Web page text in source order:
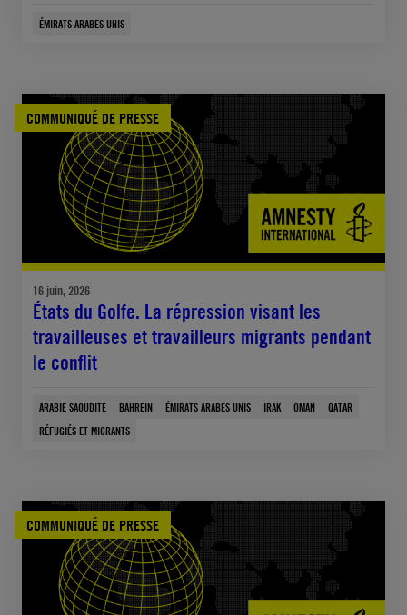
ÉMIRATS ARABES UNIS
COMMUNIQUÉ DE PRESSE
16 juin, 2026
États du Golfe. La répression visant les
travailleuses et travailleurs migrants pendant
le conflit
ARABIE SAOUDITE BAHREIN ÉMIRATS ARABES UNIS IRAK OMAN
QATAR
RÉFUGIÉS ET MIGRANTS
COMMUNIQUÉ DE PRESSE